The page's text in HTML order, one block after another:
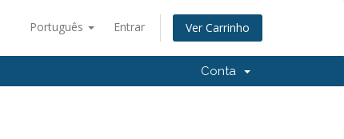
Português Entrar Ver Carrinho
Conta